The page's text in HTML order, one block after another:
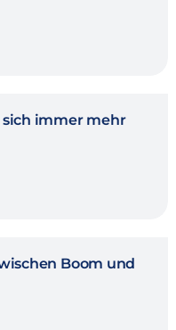
immer mehr
Boom und